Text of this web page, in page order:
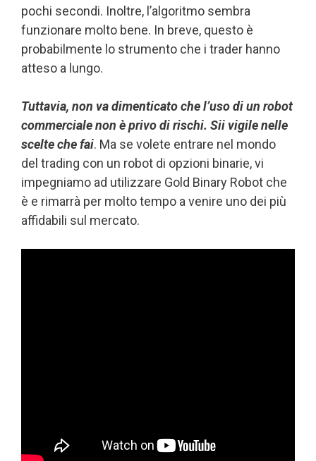
pochi secondi. Inoltre, l’algoritmo sembra
funzionare molto bene. In breve, questo è
probabilmente lo strumento che i trader hanno
atteso a lungo.
Tuttavia, non va dimenticato che l’uso di un robot
commerciale non è privo di rischi. Sii vigile nelle
scelte che fai. Ma se volete entrare nel mondo
del trading con un robot di opzioni binarie, vi
impegniamo ad utilizzare Gold Binary Robot che
è e rimarrà per molto tempo a venire uno dei più
affidabili sul mercato.